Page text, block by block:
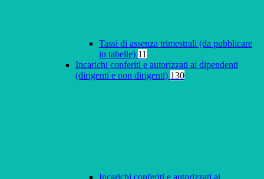
Tassi di assenza trimestrali (da pubblicare
in tabelle) 11
Incarichi conferiti e autorizzati ai dipendenti
(dirigenti e non dirigenti) 130